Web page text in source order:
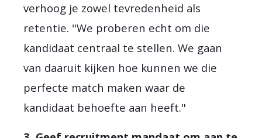
verhoog je zowel tevredenheid als
retentie. "We proberen echt om die
kandidaat centraal te stellen. We gaan
van daaruit kijken hoe kunnen we die
perfecte match maken waar de
kandidaat behoefte aan heeft."